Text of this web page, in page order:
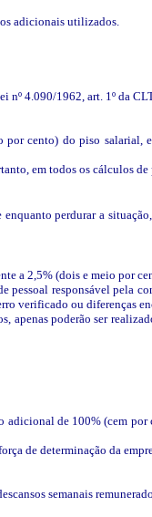
adicionais utilizados.
nº 4.090/1962, art. 1º da
por cento) do piso
em todos os cálculos
perdurar a
a 2,5% (dois e meio por
pessoal responsável pela
verificado ou diferenças
apenas poderão ser
adicional de 100% (cem
de determinação da
semanais